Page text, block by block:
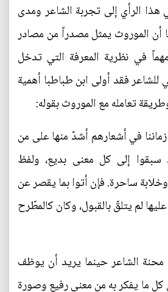
الرأي إلى تجربة الشاعر ومدى
أن الموروث يمثل مصدراً من مصادر
في نظرية المعرفة التي تدخل
للشاعر فقد أولى ابن طباطبا أهمية
تعامله مع الموروث بقوله:
في أشعارهم أشدّ منها على من
سبقوا إلى كل معنى بديع، ولفظ
ساحرة. فإن أتوا بما يقصر عن
لم يتلقّ بالقبول، وكان كالمطّرح
محنة الشاعر حينما يريد أن يوظف
ما يفكر به من معنى رفيع وصورة